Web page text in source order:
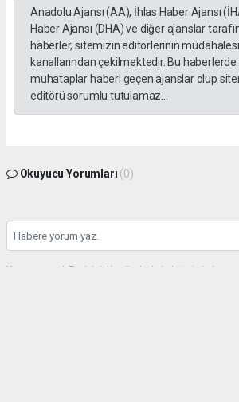
Anadolu Ajansı (AA), İhlas Haber Ajansı
Haber Ajansı (DHA) ve diğer ajanslar
haberler, sitemizin editörlerinin
kanallarından çekilmektedir. Bu
muhataplar haberi geçen ajanslar olup
editörü sorumlu tutulamaz...
Okuyucu Yorumları (0)
Yorum yazarak Topluluk Kuralları’nı kabul etmiş